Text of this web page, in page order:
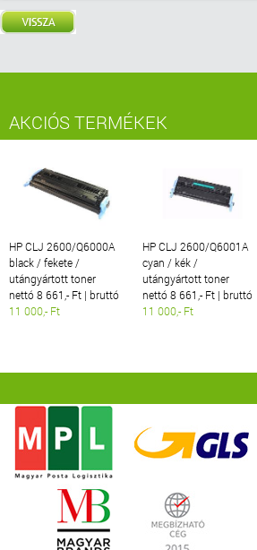
AKCIÓS TERMÉKEK
HP CLJ 2600/Q6000A
black / fekete /
utángyártott toner
nettó 8 661,- Ft | bruttó
11 000,- Ft
HP CLJ 2600/Q6001A
cyan / kék /
utángyártott toner
nettó 8 661,- Ft | bruttó
11 000,- Ft